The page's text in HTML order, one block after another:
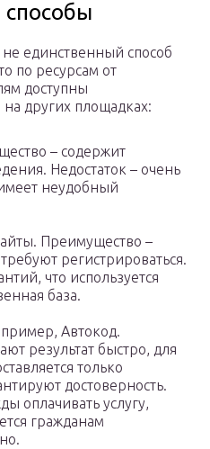
единственный способ
по ресурсам от
доступны
других площадках:
– содержит
Недостаток – очень
неудобный
Преимущество –
регистрироваться.
что используется
база.
Автокод.
результат быстро, для
только
достоверность.
оплачивать услугу,
гражданам